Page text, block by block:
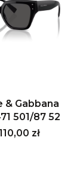
& Gabbana
501/87 52
zł